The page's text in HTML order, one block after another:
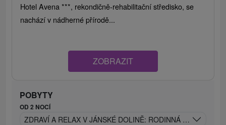
Hotel Avena ***, rekondičně-rehabilitační středisko, se
nachází v nádherné přírodě...
ZOBRAZIT
POBYTY
OD 2 NOCÍ
ZDRAVÍ A RELAX V JÁNSKÉ DOLINĚ: RODINNÁ POHODA V